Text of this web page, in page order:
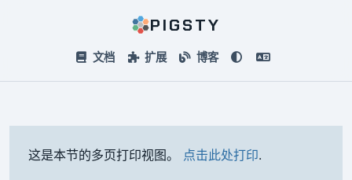
PIGSTY
文档 扩展 博客
这是本节的多页打印视图。 点击此处打印.